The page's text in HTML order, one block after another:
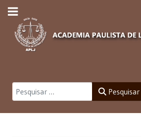
Pesquisar Pesquisar